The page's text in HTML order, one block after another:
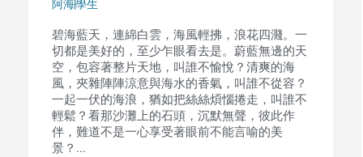
阿海學生
碧海藍天，連綿白雲，海風輕拂，浪花四濺。一
切都是美好的，至少乍眼看去是。蔚藍無邊的天
空，包容著整片天地，叫誰不愉悅？清爽的海
風，夾雜陣陣涼意與海水的香氣，叫誰不從容？
一起一伏的海浪，猶如把絲絲煩惱捲走，叫誰不
輕鬆？看那沙灘上的石頭，沉默無聲，彼此作
伴，難道不是一心享受著眼前不能言喻的美
景？...